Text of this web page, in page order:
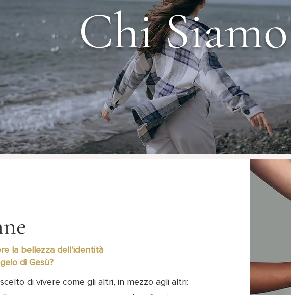
Chi Siamo
la bellezza dell’identità
di Gesù?
di vivere come gli altri, in mezzo agli altri: